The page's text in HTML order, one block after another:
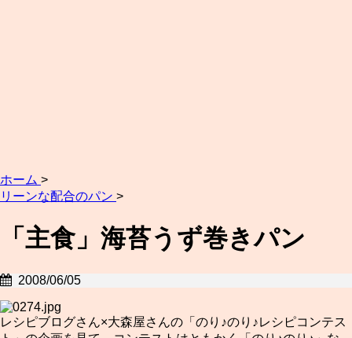
ホーム >
リーンな配合のパン >
「主食」海苔うず巻きパン
2008/06/05
レシピブログさん×大森屋さんの「のり♪のり♪レシピコンテス